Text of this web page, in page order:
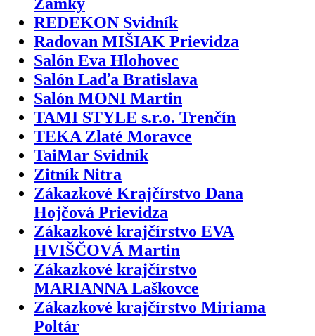
REDEKON Svidník
Radovan MIŠIAK Prievidza
Salón Eva Hlohovec
Salón Laďa Bratislava
Salón MONI Martin
TAMI STYLE s.r.o. Trenčín
TEKA Zlaté Moravce
TaiMar Svidník
Zitník Nitra
Zákazkové Krajčírstvo Dana
Hojčová Prievidza
Zákazkové krajčírstvo EVA
HVIŠČOVÁ Martin
Zákazkové krajčírstvo
MARIANNA Laškovce
Zákazkové krajčírstvo Miriama
Poltár